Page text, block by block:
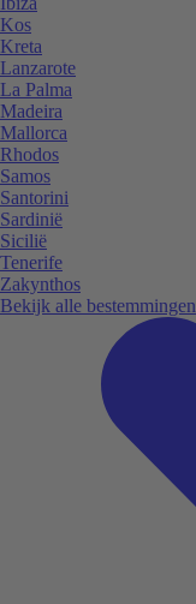
Kos
Kreta
Lanzarote
La Palma
Madeira
Mallorca
Rhodos
Samos
Santorini
Sardinië
Sicilië
Tenerife
Zakynthos
Bekijk alle bestemmingen